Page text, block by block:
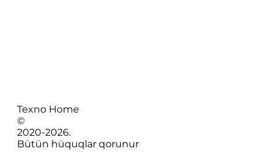
Texno Home
©
2020-2026.
Bütün hüquqlar qorunur